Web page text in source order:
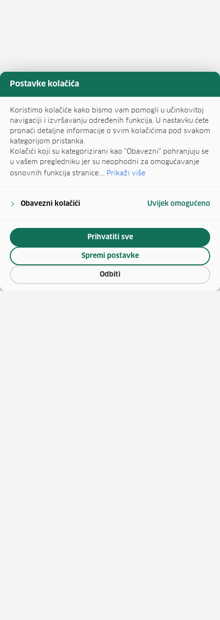
Postavke kolačića
Koristimo kolačiće kako bismo vam pomogli u učinkovitoj
navigaciji i izvršavanju određenih funkcija. U nastavku ćete
pronaći detaljne informacije o svim kolačićima pod svakom
kategorijom pristanka.
Kolačići koji su kategorizirani kao "Obavezni" pohranjuju se
u vašem pregledniku jer su neophodni za omogućavanje
osnovnih funkcija stranice.... Prikaži više
Obavezni kolačići Uvijek omogućeno
Odbiti
Spremi postavke
Prihvatiti sve